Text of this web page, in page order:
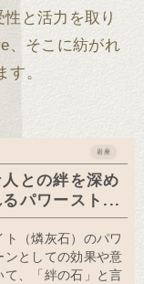
と活力を取り
、そこに紡がれ
。
との絆を深め
パワースト...
ト（燐灰石）のパワ
ンとしての効果や意
て、「絆の石」と言
岩座